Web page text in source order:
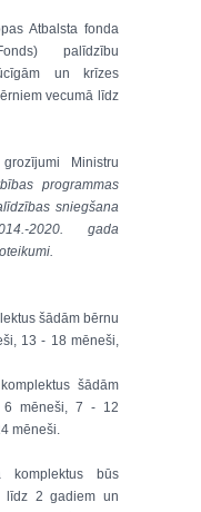
Atbalsta fonda
palīdzību
un krīzes
vecumā līdz
Ministru
programmas
sniegšana
2020. gada
šādām bērnu
13 - 18 mēneši,
šādām
6 mēneši, 7 - 12
mēneši.
komplektus būs
līdz 2 gadiem un